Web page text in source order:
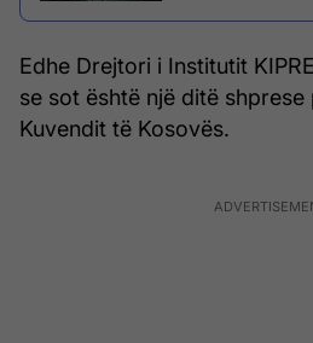
Edhe Drejtori i Institutit
se sot është një ditë
Kuvendit të Kosovës.